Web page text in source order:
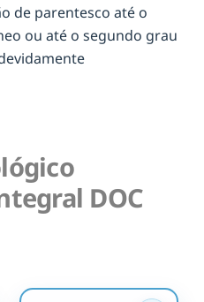
de parentesco até o
ou até o segundo grau
DOC